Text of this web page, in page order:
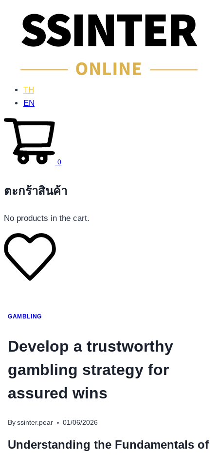
โทรศัพท์มือถือ
อุปกรณ์เสริมโทรศัพท์
สินค้าตามแบรนด์
TH
EN
0
ตะกร้าสินค้า
No products in the cart.
GAMBLING
Develop a trustworthy
gambling strategy for
assured wins
By ssinter.pear 01/06/2026
Understanding the Fundamentals of